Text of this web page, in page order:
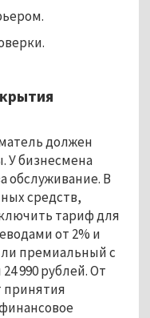
должен
У бизнесмена
обслуживание. В
средств,
тариф для
от 2% и
премиальный с
990 рублей. От
принятия